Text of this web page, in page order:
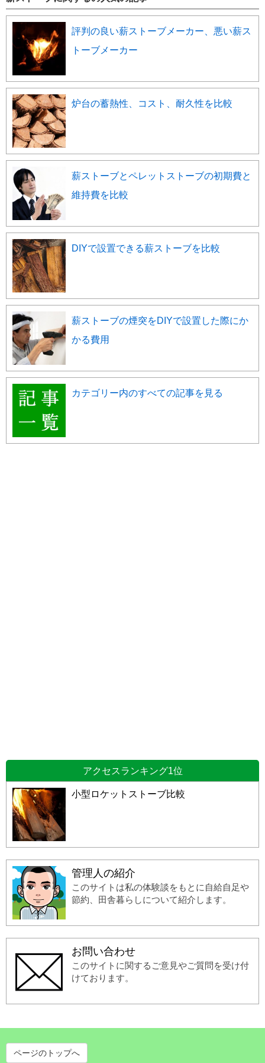
評判の良い薪ストーブメーカー、悪い薪ス
トーブメーカー
炉台の蓄熱性、コスト、耐久性を比較
薪ストーブとペレットストーブの初期費と
維持費を比較
DIYで設置できる薪ストーブを比較
薪ストーブの煙突をDIYで設置した際にか
かる費用
カテゴリー内のすべての記事を見る
アクセスランキング1位
小型ロケットストーブ比較
管理人の紹介
このサイトは私の体験談をもとに自給自足や
節約、田舎暮らしについて紹介します。
お問い合わせ
このサイトに関するご意見やご質問を受け付
けております。
ページのトップへ